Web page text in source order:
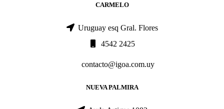
CARMELO
Uruguay esq Gral. Flores
4542 2425
contacto@igoa.com.uy
NUEVA PALMIRA